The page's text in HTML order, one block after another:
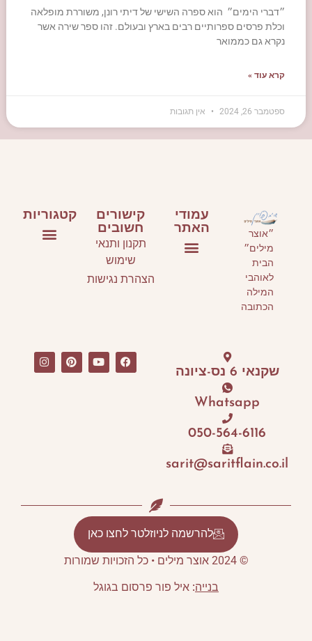
״דברי הימים״ הוא ספרה השישי של דיתי רונן, משוררת מופלאה
וכלת פרסים ספרותיים רבים בארץ ובעולם. זהו ספר שירה אשר
נקרא גם כממואר
קרא עוד »
ספטמבר 26, 2024 אין תגובות
״אוצר
מילים״
הבית
לאוהבי
המילה
הכתובה
עמודי
האתר
קישורים
חשובים
תקנון ותנאי
שימוש
הצהרת נגישות
קטגוריות
שקנאי 6 נס-ציונה
Whatsapp
050-564-6116
sarit@saritflain.co.il
להרשמה לניוזלטר לחצו כאן
© 2024 אוצר מילים • כל הזכויות שמורות
בנייה: איל פור פרסום בגוגל